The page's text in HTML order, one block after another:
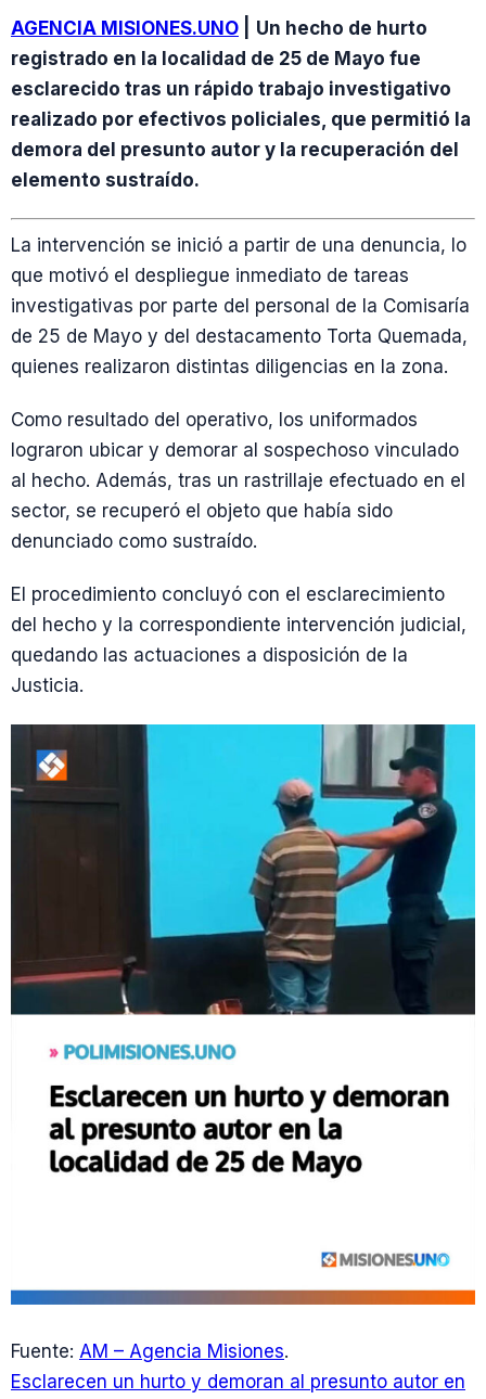
AGENCIA MISIONES.UNO
Un hecho de hurto
registrado en la localidad de 25 de Mayo fue
esclarecido tras un rápido trabajo investigativo
realizado por efectivos policiales, que permitió la
demora del presunto autor y la recuperación del
elemento sustraído.
La intervención se inició a partir de una denuncia, lo
que motivó el despliegue inmediato de tareas
investigativas por parte del personal de la Comisaría
de 25 de Mayo y del destacamento Torta Quemada,
quienes realizaron distintas diligencias en la zona.
Como resultado del operativo, los uniformados
lograron ubicar y demorar al sospechoso vinculado
al hecho. Además, tras un rastrillaje efectuado en el
sector, se recuperó el objeto que había sido
denunciado como sustraído.
El procedimiento concluyó con el esclarecimiento
del hecho y la correspondiente intervención judicial,
quedando las actuaciones a disposición de la
Justicia.
Fuente: AM – Agencia Misiones.
Esclarecen un hurto y demoran al presunto autor en